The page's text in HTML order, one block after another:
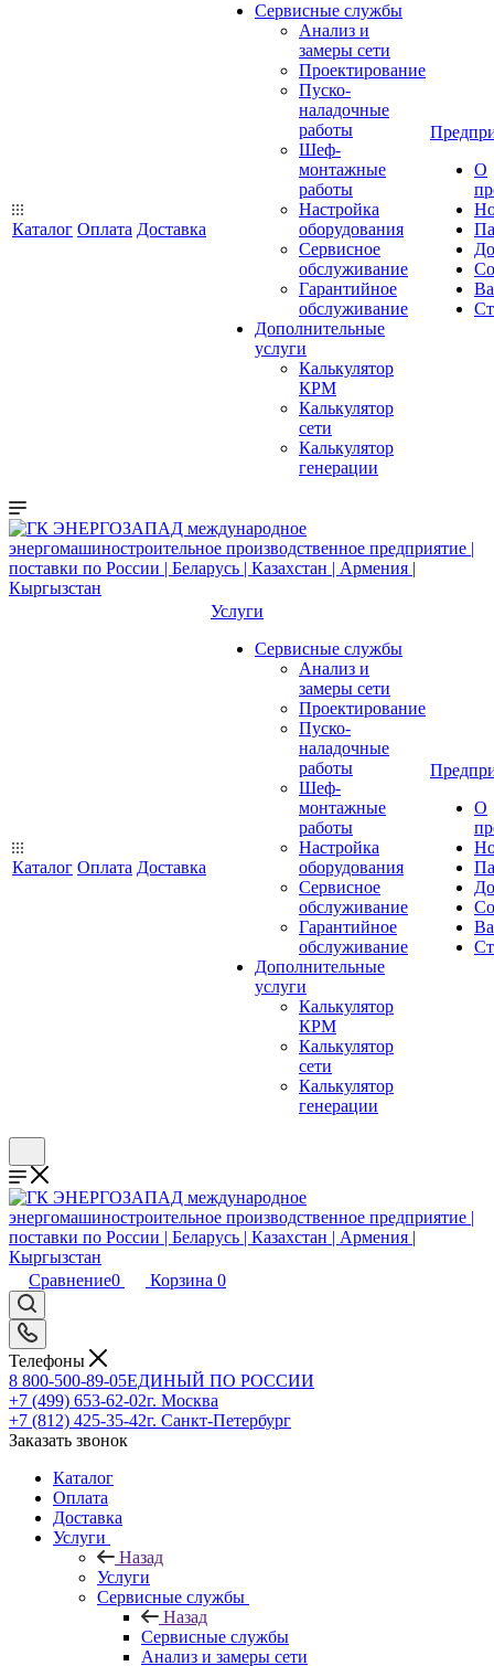
Каталог Оплата Доставка
Сервисные службы
Анализ и
замеры сети
Проектирование
Пуско-
наладочные
работы
Шеф-
монтажные
работы
Настройка
оборудования
Сервисное
обслуживание
Гарантийное
обслуживание
Дополнительные
услуги
Калькулятор
КРМ
Калькулятор
сети
Калькулятор
генерации
О
Каталог Оплата Доставка
Услуги
Сервисные службы
Анализ и
замеры сети
Проектирование
Пуско-
наладочные
работы
Шеф-
монтажные
работы
Настройка
оборудования
Сервисное
обслуживание
Гарантийное
обслуживание
Дополнительные
услуги
Калькулятор
КРМ
Калькулятор
сети
Калькулятор
генерации
О
Сравнение0 Корзина 0
Телефоны
8 800-500-89-05ЕДИНЫЙ ПО РОССИИ
+7 (499) 653-62-02г. Москва
+7 (812) 425-35-42г. Санкт-Петербург
Заказать звонок
Каталог
Оплата
Доставка
Услуги
Назад
Услуги
Сервисные службы
Назад
Сервисные службы
Анализ и замеры сети